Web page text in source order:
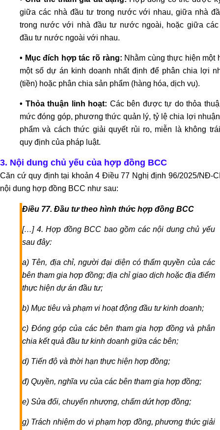
quyền
dụng
Dịch
thửa
vụ
xin
giấy
phép
dựng
hoàn
động
giữa các nhà đầu tư trong nước với nhau, giữa nhà
trong nước với nhà đầu tư nước ngoài, hoặc giữa các
đầu tư nước ngoài với nhau.
• Mục đích hợp tác rõ ràng: Nhằm cùng thực hiện một
một số dự án kinh doanh nhất định để phân chia lợi
(tiền) hoặc phân chia sản phẩm (hàng hóa, dịch vụ).
• Thỏa thuận linh hoạt: Các bên được tự do thỏa
mức đóng góp, phương thức quản lý, tỷ lệ chia lợi
phẩm và cách thức giải quyết rủi ro, miễn là không
quy định của pháp luật.
3. Nội dung chủ yếu của hợp đồng BCC
Căn cứ quy định tại khoản 4 Điều 77 Nghị định 96/2025/NĐ-
nội dung hợp đồng BCC như sau:
Điều 77. Đầu tư theo hình thức hợp đồng BCC
[…] 4. Hợp đồng BCC bao gồm các nội dung chủ yếu
sau đây:
a) Tên, địa chỉ, người đại diện có thẩm quyền của các
bên tham gia hợp đồng; địa chỉ giao dịch hoặc địa điểm
thực hiện dự án đầu tư;
b) Mục tiêu và phạm vi hoạt động đầu tư kinh doanh;
c) Đóng góp của các bên tham gia hợp đồng và phân
chia kết quả đầu tư kinh doanh giữa các bên;
d) Tiến độ và thời hạn thực hiện hợp đồng;
đ) Quyền, nghĩa vụ của các bên tham gia hợp đồng;
e) Sửa đổi, chuyển nhượng, chấm dứt hợp đồng;
g) Trách nhiệm do vi phạm hợp đồng, phương thức giải